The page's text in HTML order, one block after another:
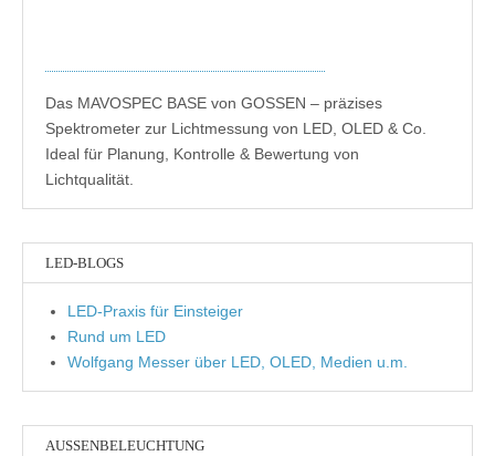
Das MAVOSPEC BASE von GOSSEN – präzises
Spektrometer zur Lichtmessung von LED, OLED & Co.
Ideal für Planung, Kontrolle & Bewertung von
Lichtqualität.
LED-BLOGS
LED-Praxis für Einsteiger
Rund um LED
Wolfgang Messer über LED, OLED, Medien u.m.
AUSSENBELEUCHTUNG